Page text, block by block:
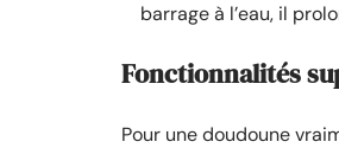
barrage à l’eau, il
Fonctionnalités
Pour une doudoune